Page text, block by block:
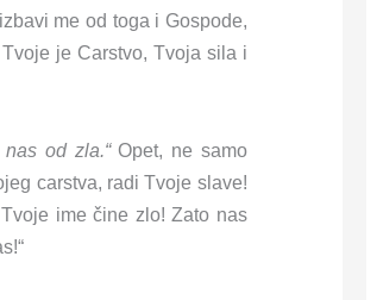
me od toga i Gospode,
je Carstvo, Tvoja sila i
nas od zla.“Opet, ne samo
carstva, radi Tvoje slave!
ime čine zlo! Zato nas